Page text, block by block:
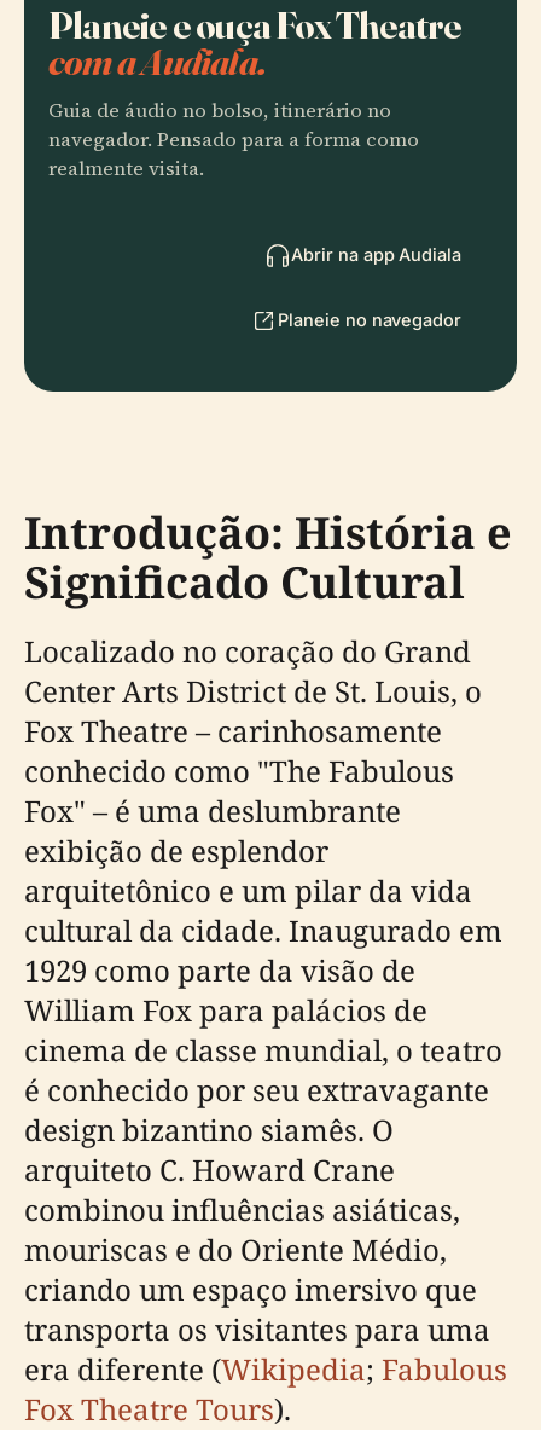
Planeie e ouça Fox Theatre
com a Audiala.
Guia de áudio no bolso, itinerário no
navegador. Pensado para a forma como
realmente visita.
Abrir na app Audiala
Planeie no navegador
Introdução: História e
Significado Cultural
Localizado no coração do Grand
Center Arts District de St. Louis, o
Fox Theatre – carinhosamente
conhecido como "The Fabulous
Fox" – é uma deslumbrante
exibição de esplendor
arquitetônico e um pilar da vida
cultural da cidade. Inaugurado em
1929 como parte da visão de
William Fox para palácios de
cinema de classe mundial, o teatro
é conhecido por seu extravagante
design bizantino siamês. O
arquiteto C. Howard Crane
combinou influências asiáticas,
mouriscas e do Oriente Médio,
criando um espaço imersivo que
transporta os visitantes para uma
era diferente (Wikipedia; Fabulous
Fox Theatre Tours).